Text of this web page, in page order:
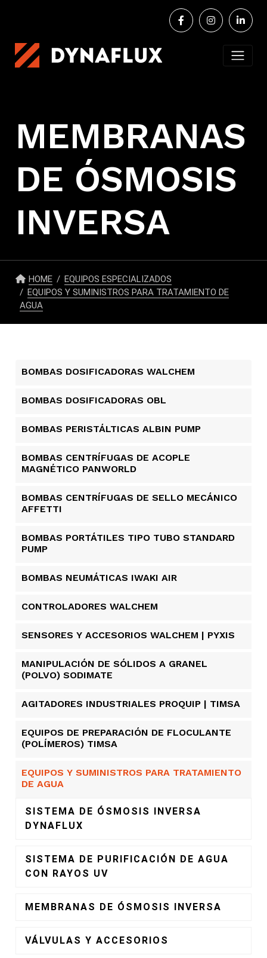
MEMBRANAS
DE ÓSMOSIS
INVERSA
HOME
EQUIPOS ESPECIALIZADOS
EQUIPOS Y SUMINISTROS PARA TRATAMIENTO DE
AGUA
BOMBAS DOSIFICADORAS WALCHEM
BOMBAS DOSIFICADORAS OBL
BOMBAS PERISTÁLTICAS ALBIN PUMP​
BOMBAS CENTRÍFUGAS DE ACOPLE
MAGNÉTICO PANWORLD
BOMBAS CENTRÍFUGAS DE SELLO MECÁNICO
AFFETTI
BOMBAS PORTÁTILES TIPO TUBO STANDARD
PUMP
BOMBAS NEUMÁTICAS IWAKI AIR
CONTROLADORES WALCHEM
SENSORES Y ACCESORIOS WALCHEM | PYXIS
MANIPULACIÓN DE SÓLIDOS A GRANEL
(POLVO) SODIMATE
AGITADORES INDUSTRIALES PROQUIP | TIMSA
EQUIPOS DE PREPARACIÓN DE FLOCULANTE
(POLÍMEROS) TIMSA
EQUIPOS Y SUMINISTROS PARA TRATAMIENTO
DE AGUA
SISTEMA DE ÓSMOSIS INVERSA
DYNAFLUX
SISTEMA DE PURIFICACIÓN DE AGUA
CON RAYOS UV
MEMBRANAS DE ÓSMOSIS INVERSA
VÁLVULAS Y ACCESORIOS